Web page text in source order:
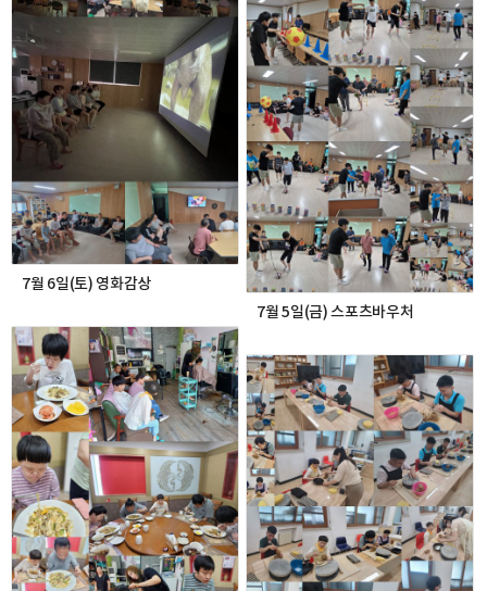
7월 6일(토) 영화감상
7월 5일(금) 스포츠바우처